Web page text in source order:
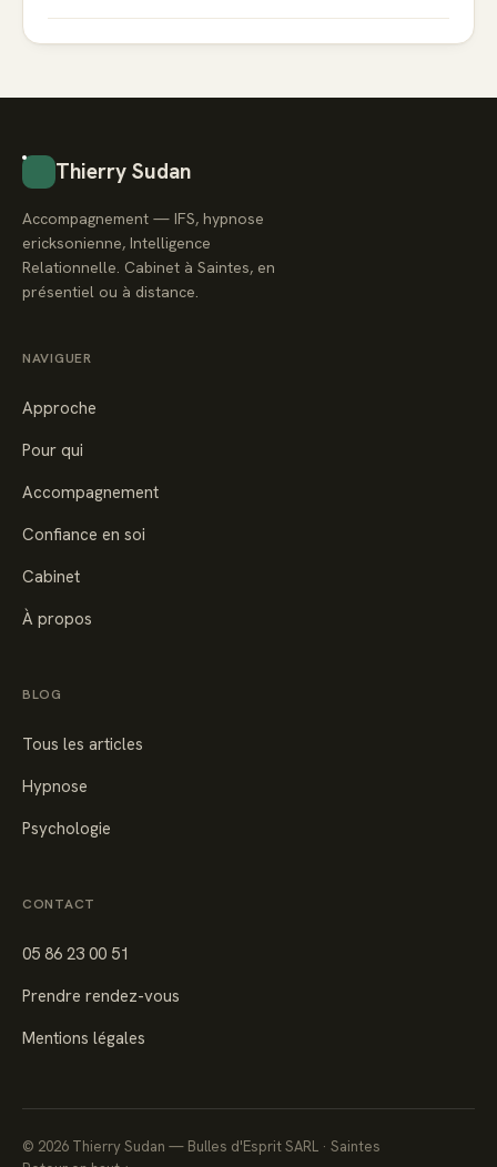
Thierry Sudan
Accompagnement — IFS, hypnose
ericksonienne, Intelligence
Relationnelle. Cabinet à Saintes, en
présentiel ou à distance.
NAVIGUER
Approche
Pour qui
Accompagnement
Confiance en soi
Cabinet
À propos
BLOG
Tous les articles
Hypnose
Psychologie
CONTACT
05 86 23 00 51
Prendre rendez-vous
Mentions légales
© 2026 Thierry Sudan — Bulles d'Esprit SARL · Saintes